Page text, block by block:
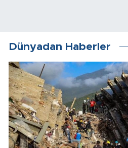
Dünyadan Haberler